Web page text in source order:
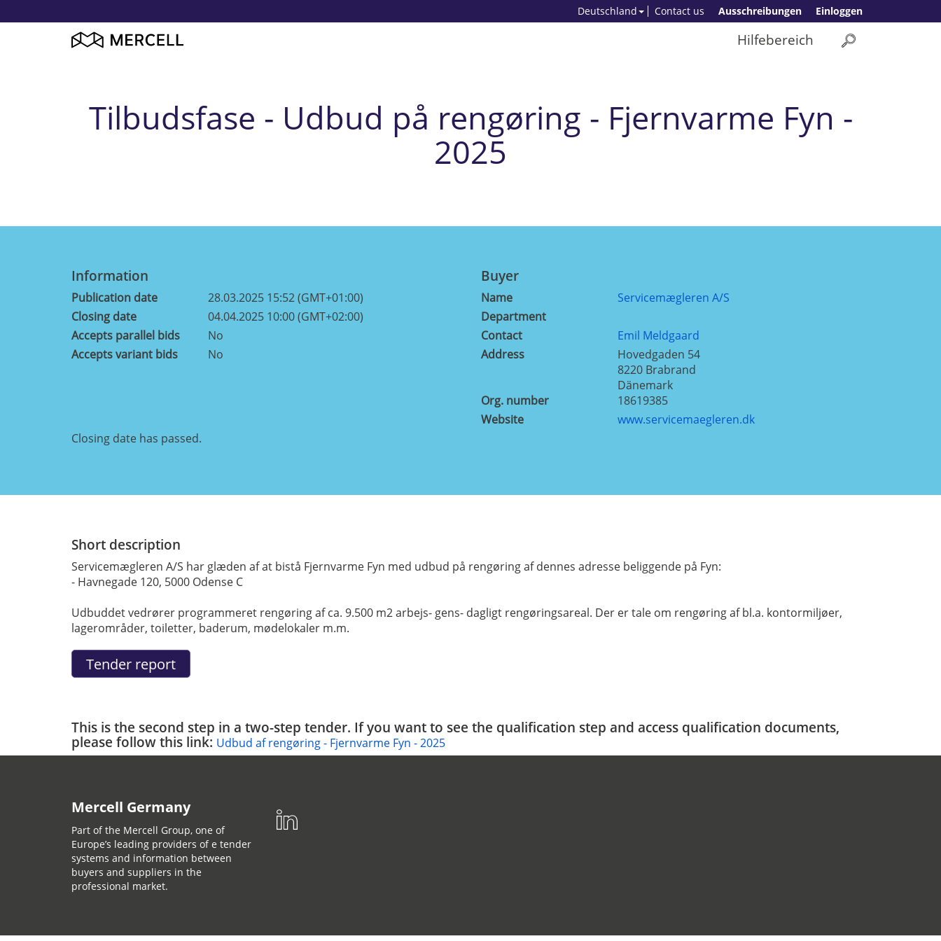
Einloggen
Ausschreibungen
Contact us
Deutschland
Hilfebereich
Tilbudsfase - Udbud på rengøring - Fjernvarme Fyn -
2025
Information
Publication date
28.03.2025 15:52 (GMT+01:00)
Closing date
04.04.2025 10:00 (GMT+02:00)
Accepts parallel bids
No
Accepts variant bids
No
Buyer
Name
Servicemægleren A/S
Department
Contact
Emil Meldgaard
Address
Hovedgaden 54
8220 Brabrand
Dänemark
Org. number
18619385
Website
www.servicemaegleren.dk
Closing date has passed.
Short description
Servicemægleren A/S har glæden af at bistå Fjernvarme Fyn med udbud på rengøring af dennes adresse beliggende på Fyn:
- Havnegade 120, 5000 Odense C
Udbuddet vedrører programmeret rengøring af ca. 9.500 m2 arbejs- gens- dagligt rengøringsareal. Der er tale om rengøring af bl.a. kontormiljøer,
lagerområder, toiletter, baderum, mødelokaler m.m.
This is the second step in a two-step tender. If you want to see the qualification step and access qualification documents,
please follow this link: Udbud af rengøring - Fjernvarme Fyn - 2025
Mercell Germany
Part of the Mercell Group, one of
Europe’s leading providers of e tender
systems and information between
buyers and suppliers in the
professional market.